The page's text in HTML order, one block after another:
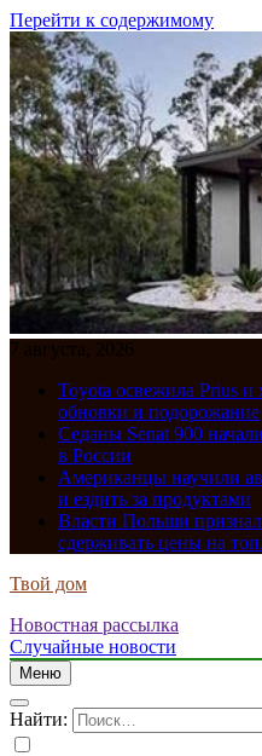
Перейти к содержимому
7 августа, 2026
Toyota освежила Prius и
обновки и подорожание
Седаны Senat 900
в России
Американцы научили
и ездить за продуктами
Власти Польши
сдерживать цены на
Твой дом
Новостная рассылка
Случайные новости
Меню
Найти: